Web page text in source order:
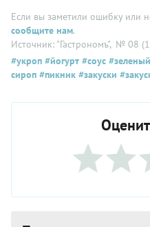
Если вы заметили ошибку или
сообщите нам.
Источник: "Гастрономъ", № 08
#укроп #йогурт #соус
сироп #пикник #закуски